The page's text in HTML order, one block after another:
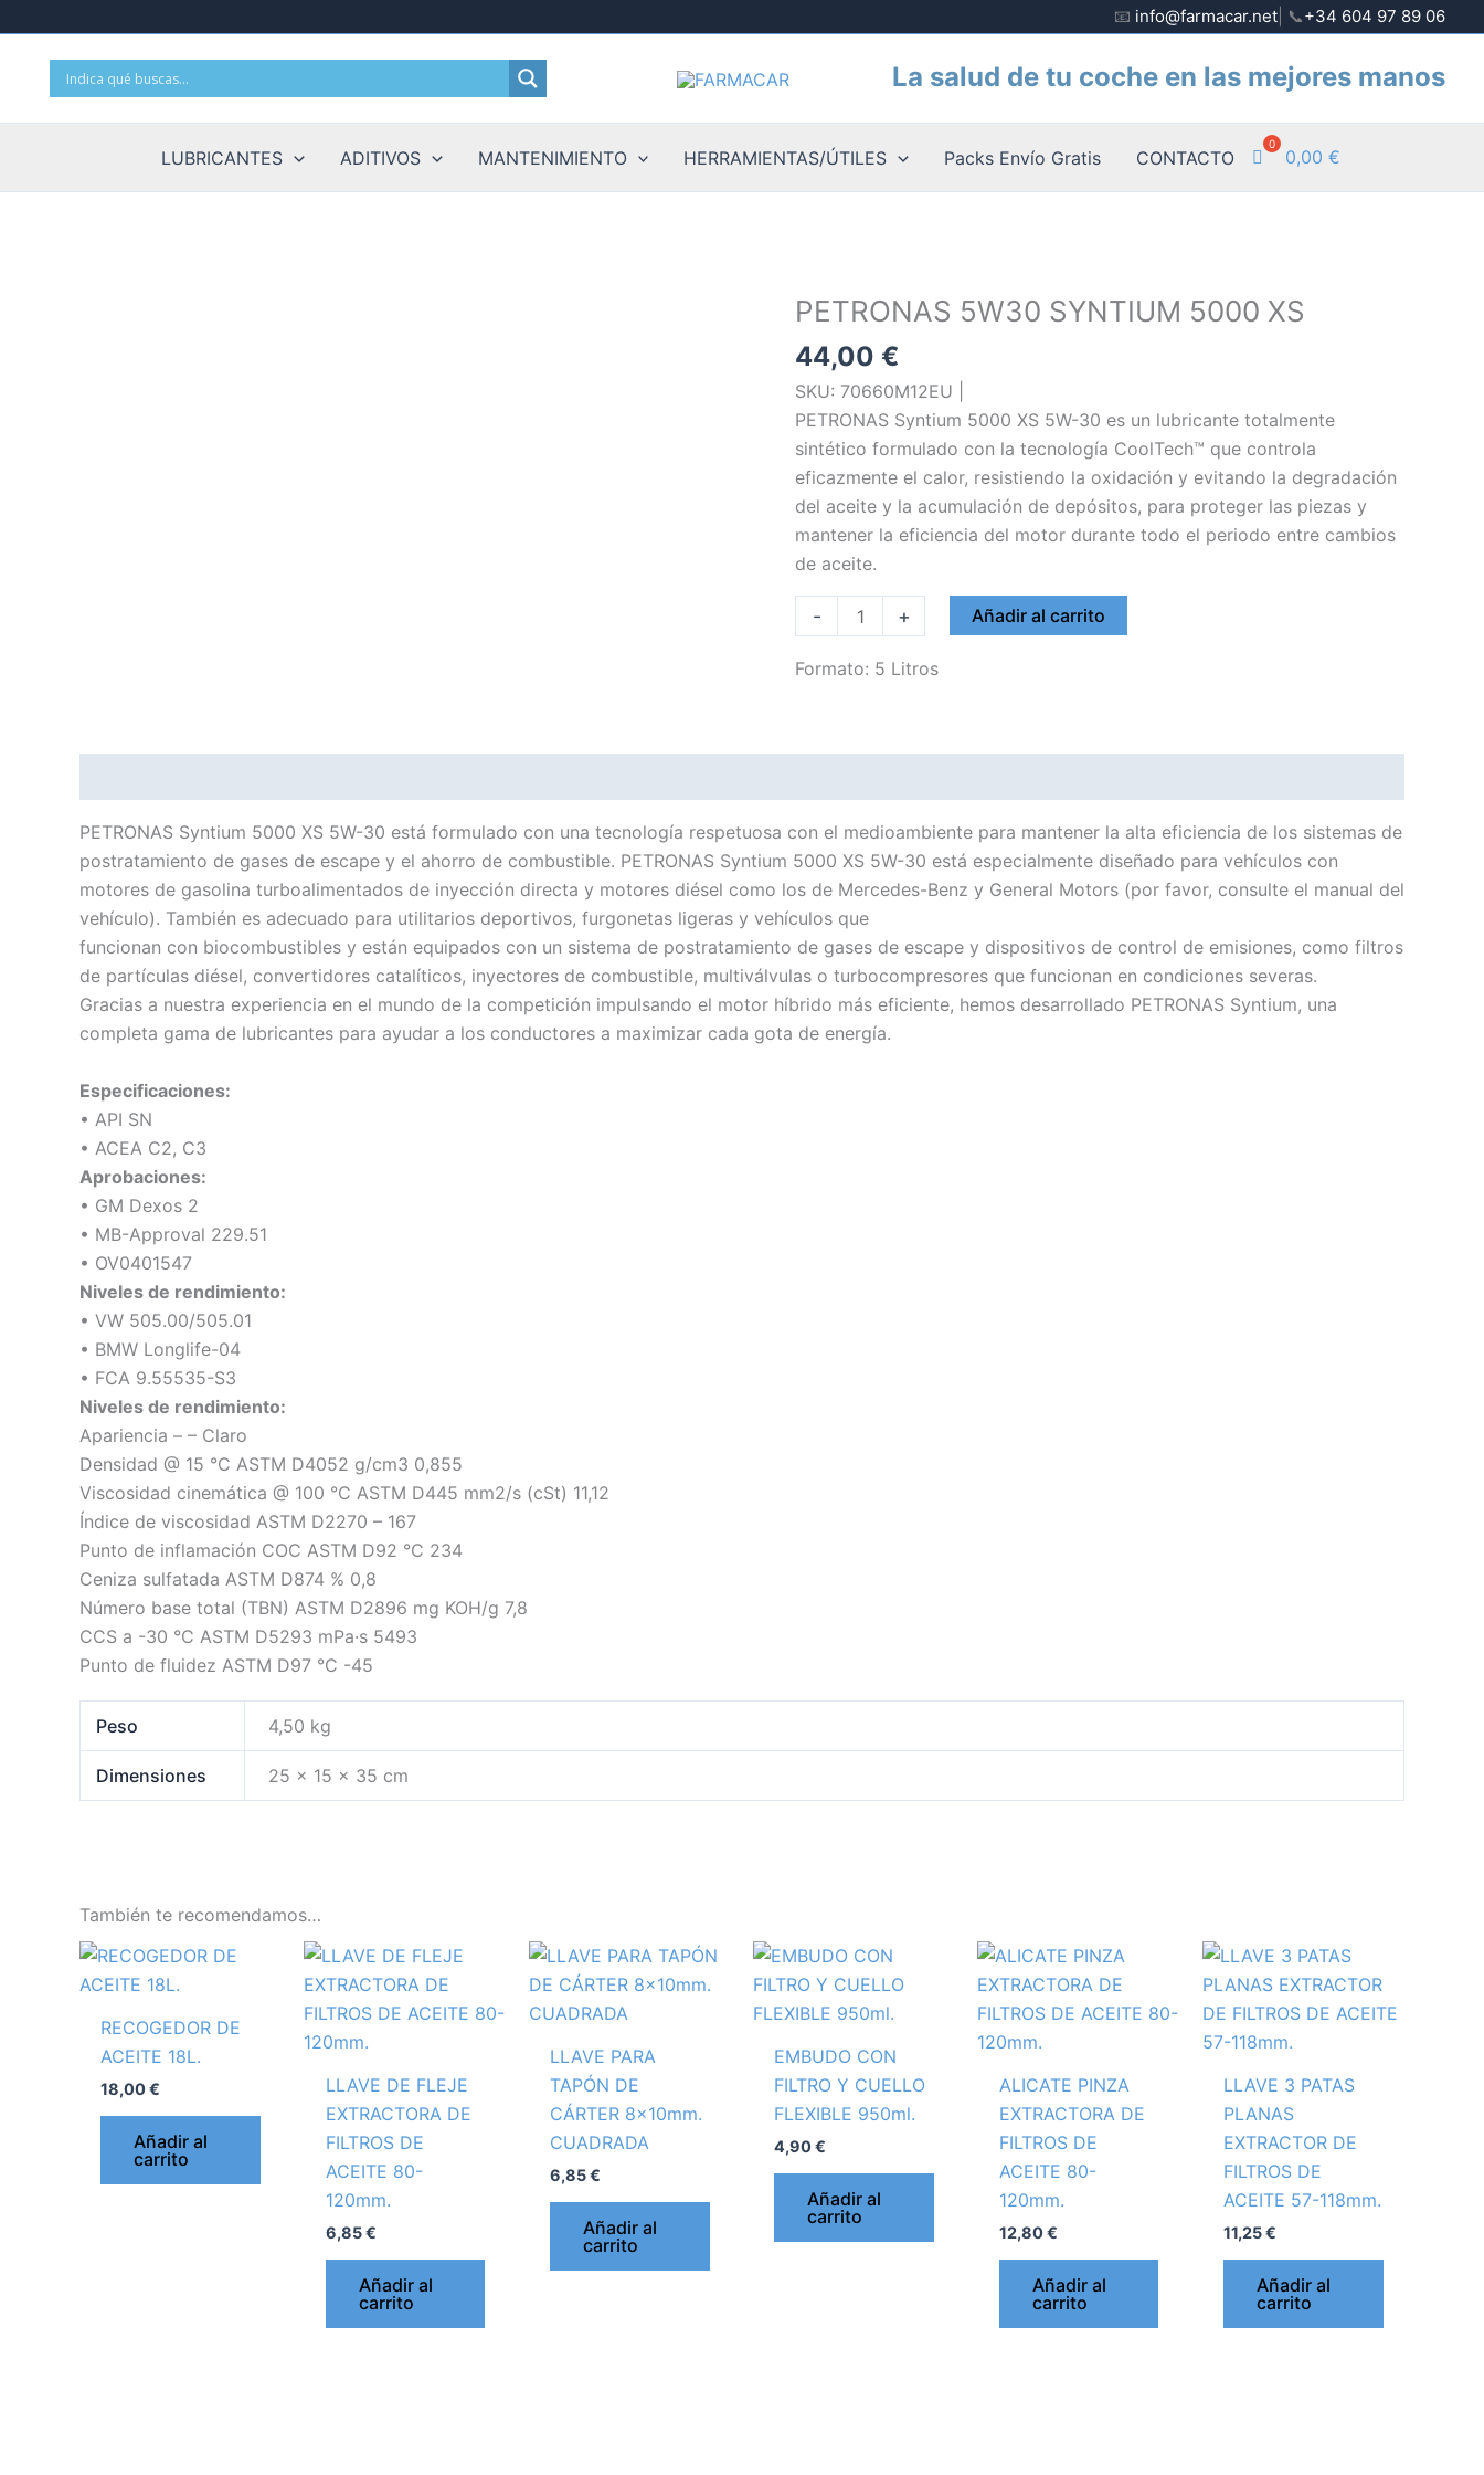
contenido
📧 info@farmacar.net | 📞+34 604 97 89 06
La salud de tu coche en las mejores manos
LUBRICANTES ADITIVOS MANTENIMIENTO HERRAMIENTAS/ÚTILES Packs Envío Gratis CONTACTO 0,00 €
PETRONAS 5W30 SYNTIUM 5000 XS
44,00 €
SKU: 70660M12EU |
PETRONAS Syntium 5000 XS 5W-30 es un lubricante totalmente
sintético formulado con la tecnología CoolTech™ que controla
eficazmente el calor, resistiendo la oxidación y evitando la degradación
del aceite y la acumulación de depósitos, para proteger las piezas y
mantener la eficiencia del motor durante todo el periodo entre cambios
de aceite.
-
PETRONAS
5W30
SYNTIUM
cantidad
+ Añadir al carrito
Formato: 5 Litros
PETRONAS Syntium 5000 XS 5W-30 está formulado con una tecnología respetuosa con el medioambiente para mantener la alta eficiencia de los sistemas de
postratamiento de gases de escape y el ahorro de combustible. PETRONAS Syntium 5000 XS 5W-30 está especialmente diseñado para vehículos con
motores de gasolina turboalimentados de inyección directa y motores diésel como los de Mercedes-Benz y General Motors (por favor, consulte el manual del
vehículo). También es adecuado para utilitarios deportivos, furgonetas ligeras y vehículos que
funcionan con biocombustibles y están equipados con un sistema de postratamiento de gases de escape y dispositivos de control de emisiones, como filtros
de partículas diésel, convertidores catalíticos, inyectores de combustible, multiválvulas o turbocompresores que funcionan en condiciones severas.
Gracias a nuestra experiencia en el mundo de la competición impulsando el motor híbrido más eficiente, hemos desarrollado PETRONAS Syntium, una
completa gama de lubricantes para ayudar a los conductores a maximizar cada gota de energía.
Especificaciones:
• API SN
• ACEA C2, C3
Aprobaciones:
• GM Dexos 2
• MB-Approval 229.51
• OV0401547
Niveles de rendimiento:
• VW 505.00/505.01
• BMW Longlife-04
• FCA 9.55535-S3
Niveles de rendimiento:
Apariencia – – Claro
Densidad @ 15 °C ASTM D4052 g/cm3 0,855
Viscosidad cinemática @ 100 °C ASTM D445 mm2/s (cSt) 11,12
Índice de viscosidad ASTM D2270 – 167
Punto de inflamación COC ASTM D92 °C 234
Ceniza sulfatada ASTM D874 % 0,8
Número base total (TBN) ASTM D2896 mg KOH/g 7,8
CCS a -30 °C ASTM D5293 mPa·s 5493
Punto de fluidez ASTM D97 °C -45
Peso 4,50 kg
Dimensiones 25 × 15 × 35 cm
También te recomendamos…
RECOGEDOR DE
ACEITE 18L.
18,00€
Añadir al
carrito
LLAVE DE FLEJE
EXTRACTORA DE
FILTROS DE
ACEITE 80-
120mm.
6,85€
Añadir al
carrito
LLAVE PARA
TAPÓN DE
CÁRTER 8x10mm.
CUADRADA
6,85€
Añadir al
carrito
EMBUDO CON
FILTRO Y CUELLO
FLEXIBLE 950ml.
4,90€
Añadir al
carrito
ALICATE PINZA
EXTRACTORA DE
FILTROS DE
ACEITE 80-
120mm.
12,80€
Añadir al
carrito
LLAVE 3 PATAS
PLANAS
EXTRACTOR DE
FILTROS DE
ACEITE 57-118mm.
11,25€
Añadir al
carrito